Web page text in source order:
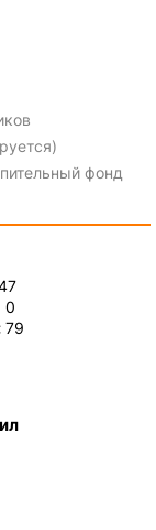
фонд
0
79